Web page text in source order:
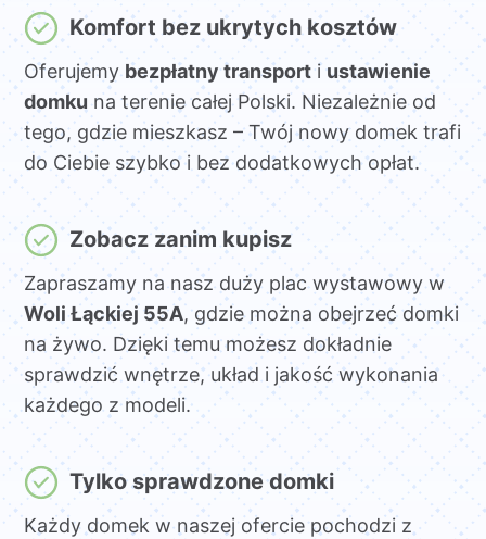
Komfort bez ukrytych kosztów
Oferujemybezpłatny transporti ustawienie
domkuna terenie całej Polski. Niezależnie od
tego, gdzie mieszkasz – Twój nowy domek trafi
do Ciebie szybko i bez dodatkowych opłat.
Zobacz zanim kupisz
Zapraszamy na nasz duży plac wystawowy w
Woli Łąckiej 55A, gdzie można obejrzeć domki
na żywo. Dzięki temu możesz dokładnie
sprawdzić wnętrze, układ i jakość wykonania
każdego z modeli.
Tylko sprawdzone domki
Każdy domek w naszej ofercie pochodzi z